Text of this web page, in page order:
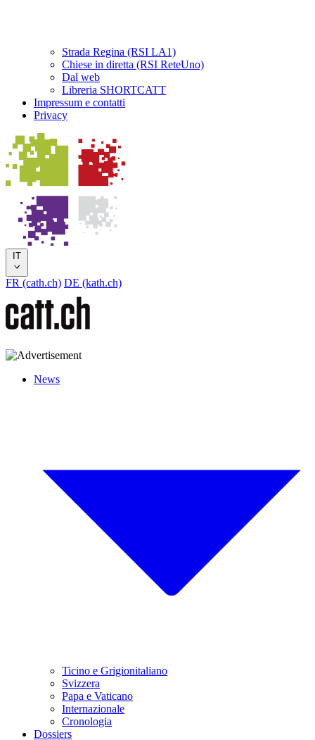
Strada Regina (RSI LA1)
Chiese in diretta (RSI ReteUno)
Dal web
Libreria SHORTCATT
Impressum e contatti
Privacy
IT
FR (cath.ch) DE (kath.ch)
News
Ticino e Grigionitaliano
Svizzera
Papa e Vaticano
Internazionale
Cronologia
Dossiers